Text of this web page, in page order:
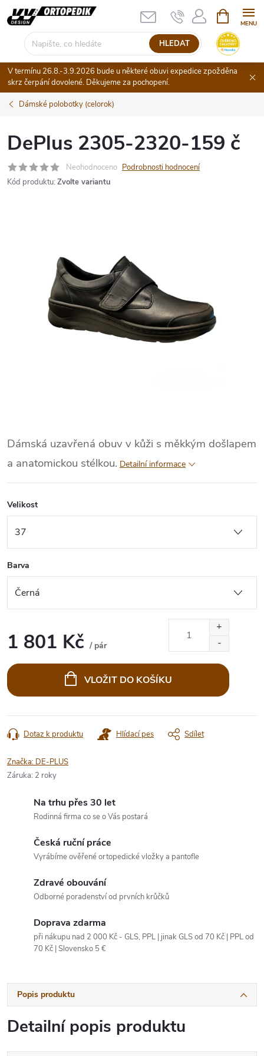
Přejít
na
HLEDAT
NÁKUPNÍ
KOŠÍK
V termínu 26.8.-3.9.2026 bude u některé obuvi expedice zpožděna
skrz čerpání dovolené. Děkujeme za pochopení.
Dámské polobotky (celorok)
DePlus 2305-2320-159 č
Neohodnoceno Podrobnosti hodnocení
Kód produktu: Zvolte variantu
Dámská uzavřená obuv v kůži s měkkým došlapem
a anatomickou stélkou. Detailní informace
Velikost
Barva
1 801 Kč / pár
cena:
VLOŽIT DO KOŠÍKU
Dotaz k produktu Hlídací pes Sdílet
Značka: DE-PLUS
Záruka: 2 roky
Na trhu přes 30 let
Rodinná firma co se o Vás postará
Česká ruční práce
Vyrábíme ověřené ortopedické vložky a pantofle
Zdravé obouvání
Odborné poradenství od prvních krůčků
Doprava zdarma
při nákupu nad 2 000 Kč - GLS, PPL | jinak GLS od 70 Kč | PPL od
70 Kč | Slovensko 5 €
Popis produktu
Detailní popis produktu